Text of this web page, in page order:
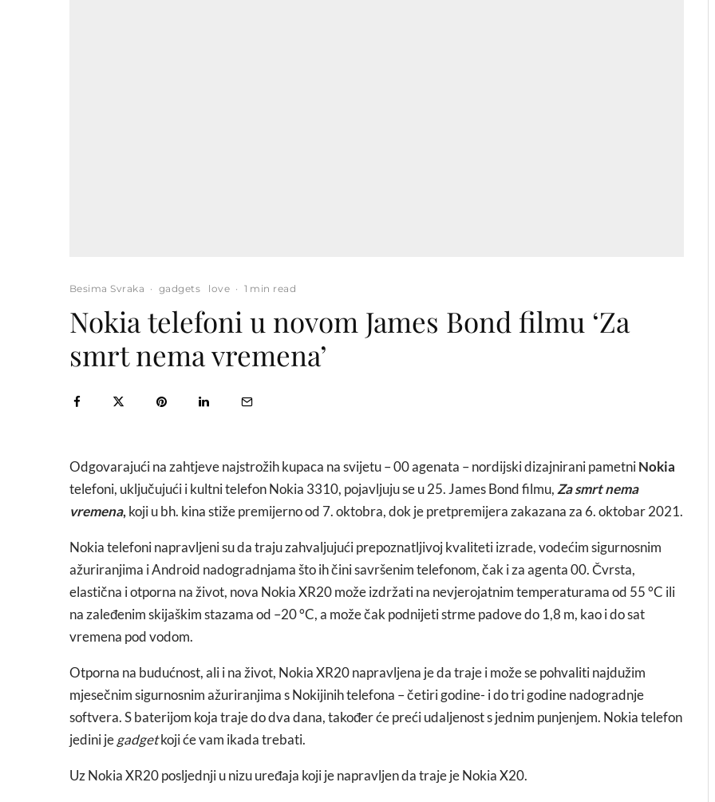
Besima Svraka · gadgets love · 1 min read
Nokia telefoni u novom James Bond filmu ‘Za
smrt nema vremena’
Odgovarajući na zahtjeve najstrožih kupaca na svijetu – 00 agenata – nordijski dizajnirani pametniNokia
telefoni, uključujući i kultni telefon Nokia 3310, pojavljuju se u 25. James Bond filmu, Za smrt nema
vremena, koji u bh. kina stiže premijerno od 7. oktobra, dok je pretpremijera zakazana za 6. oktobar 2021.
Nokia telefoni napravljeni su da traju zahvaljujući prepoznatljivoj kvaliteti izrade, vodećim sigurnosnim
ažuriranjima i Android nadogradnjama što ih čini savršenim telefonom, čak i za agenta 00. Čvrsta,
elastična i otporna na život, nova Nokia XR20 može izdržati na nevjerojatnim temperaturama od 55 °C ili
na zaleđenim skijaškim stazama od –20 °C, a može čak podnijeti strme padove do 1,8 m, kao i do sat
vremena pod vodom.
Otporna na budućnost, ali i na život, Nokia XR20 napravljena je da traje i može se pohvaliti najdužim
mjesečnim sigurnosnim ažuriranjima s Nokijinih telefona – četiri godine- i do tri godine nadogradnje
softvera. S baterijom koja traje do dva dana, također će preći udaljenost s jednim punjenjem. Nokia telefon
jedini jegadgetkoji će vam ikada trebati.
Uz Nokia XR20 posljednji u nizu uređaja koji je napravljen da traje je Nokia X20.